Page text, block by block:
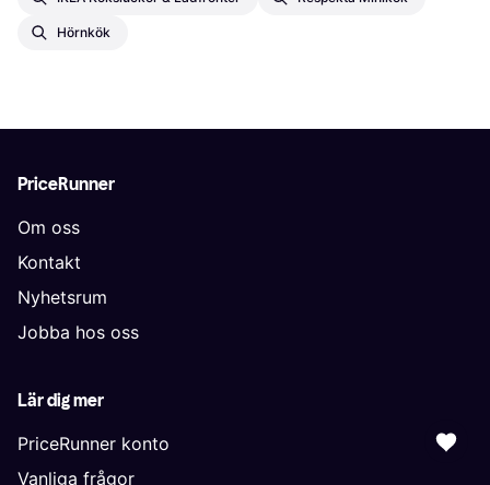
Hörnkök
PriceRunner
Om oss
Kontakt
Nyhetsrum
Jobba hos oss
Lär dig mer
PriceRunner konto
Vanliga frågor